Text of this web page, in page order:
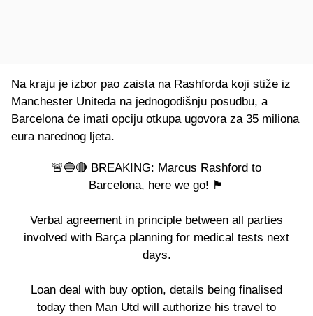
Na kraju je izbor pao zaista na Rashforda koji stiže iz
Manchester Uniteda na jednogodišnju posudbu, a
Barcelona će imati opciju otkupa ugovora za 35 miliona
eura narednog ljeta.
🚨🔵🔴 BREAKING: Marcus Rashford to
Barcelona, here we go! 🏴󠁧󠁢󠁥󠁮󠁧󠁿
Verbal agreement in principle between all parties
involved with Barça planning for medical tests next
days.
Loan deal with buy option, details being finalised
today then Man Utd will authorize his travel to